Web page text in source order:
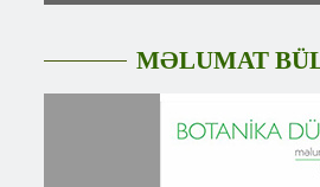
MƏLUMAT